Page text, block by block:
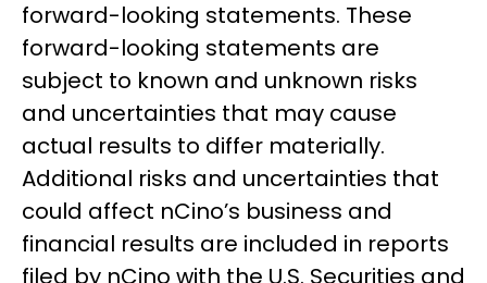
forward-looking statements. These
forward-looking statements are
subject to known and unknown risks
and uncertainties that may cause
actual results to differ materially.
Additional risks and uncertainties that
could affect nCino’s business and
financial results are included in reports
filed by nCino with the U.S. Securities and